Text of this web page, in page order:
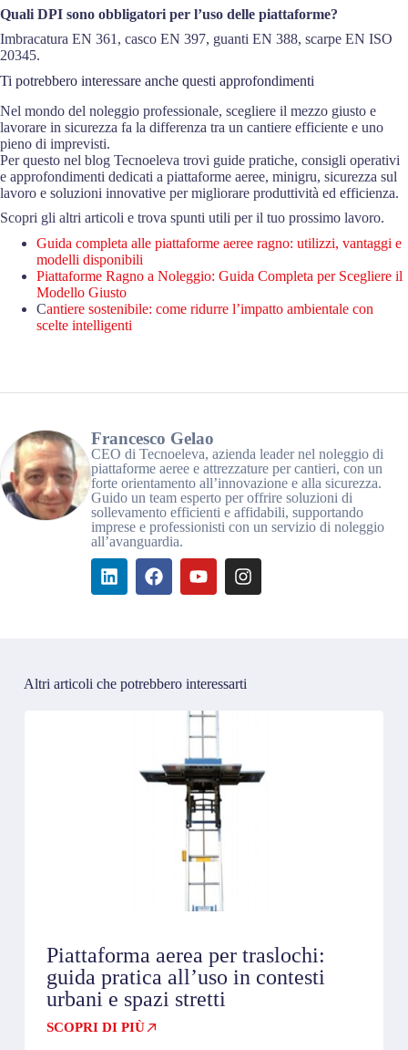
Quali DPI sono obbligatori per l’uso delle piattaforme?
Imbracatura EN 361, casco EN 397, guanti EN 388, scarpe EN ISO
20345.
Ti potrebbero interessare anche questi approfondimenti
Nel mondo del noleggio professionale, scegliere il mezzo giusto e
lavorare in sicurezza fa la differenza tra un cantiere efficiente e uno
pieno di imprevisti.
Per questo nel blog Tecnoeleva trovi guide pratiche, consigli operativi
e approfondimenti dedicati a piattaforme aeree, minigru, sicurezza sul
lavoro e soluzioni innovative per migliorare produttività ed efficienza.
Scopri gli altri articoli e trova spunti utili per il tuo prossimo lavoro.
Guida completa alle piattaforme aeree ragno: utilizzi, vantaggi e
modelli disponibili
Piattaforme Ragno a Noleggio: Guida Completa per Scegliere il
Modello Giusto
Cantiere sostenibile: come ridurre l’impatto ambientale con
scelte intelligenti
Francesco Gelao
CEO di Tecnoeleva, azienda leader nel noleggio di
piattaforme aeree e attrezzature per cantieri, con un
forte orientamento all’innovazione e alla sicurezza.
Guido un team esperto per offrire soluzioni di
sollevamento efficienti e affidabili, supportando
imprese e professionisti con un servizio di noleggio
all’avanguardia.
Altri articoli che potrebbero interessarti
Piattaforma aerea per traslochi:
guida pratica all’uso in contesti
urbani e spazi stretti
SCOPRI DI PIÙ